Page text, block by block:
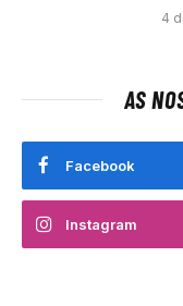
4
AS
Facebook
Instagram